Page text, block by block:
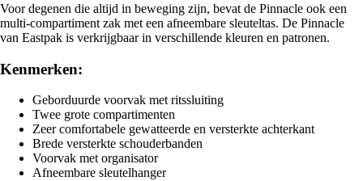
Voor degenen die altijd in beweging zijn, bevat de Pinnacle ook een
multi-compartiment zak met een afneembare sleuteltas. De Pinnacle
van Eastpak is verkrijgbaar in verschillende kleuren en patronen.
Kenmerken:
Geborduurde voorvak met ritssluiting
Twee grote compartimenten
Zeer comfortabele gewatteerde en versterkte achterkant
Brede versterkte schouderbanden
Voorvak met organisator
Afneembare sleutelhanger